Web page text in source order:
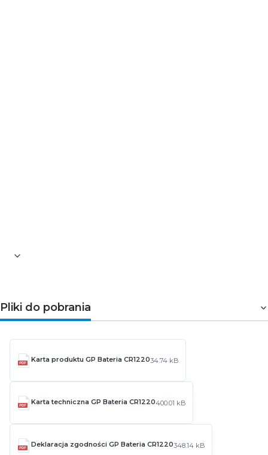
Pliki do pobrania
Karta produktu GP Bateria CR122034.74 kB
Karta techniczna GP Bateria CR1220400.01 kB
Deklaracja zgodności GP Bateria CR1220348.14 kB